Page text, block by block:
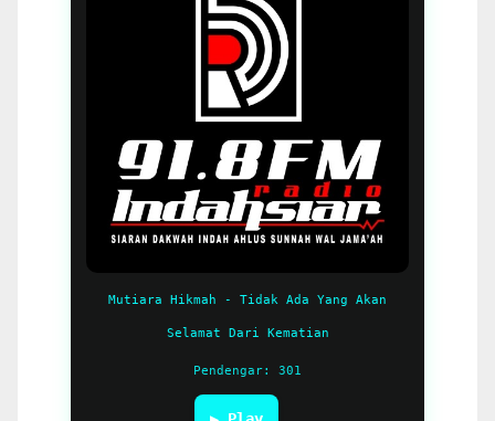
Mutiara Hikmah - Tidak Ada Yang Akan
Selamat Dari Kematian
Pendengar: 301